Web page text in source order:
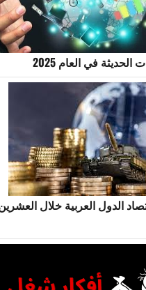
في العام 2025
الدول العربية خلال